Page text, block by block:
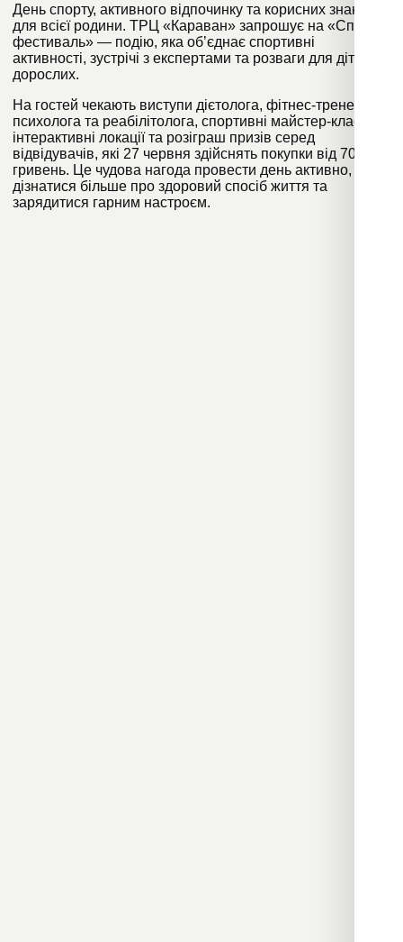
День спорту, активного відпочинку та корисних знань
для всієї родини. ТРЦ «Караван» запрошує на «Спорт
фестиваль» — подію, яка об’єднає спортивні
активності, зустрічі з експертами та розваги для дітей і
дорослих.
На гостей чекають виступи дієтолога, фітнес-тренера,
психолога та реабілітолога, спортивні майстер-класи,
інтерактивні локації та розіграш призів серед
відвідувачів, які 27 червня здійснять покупки від 700
гривень. Це чудова нагода провести день активно,
дізнатися більше про здоровий спосіб життя та
зарядитися гарним настроєм.